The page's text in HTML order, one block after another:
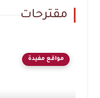
مقترحات
مواقع مفيدة